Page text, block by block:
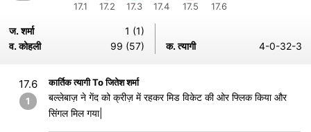
17.1
17.2
17.3
17.4
17.5
17.6
ज. शर्मा
1 (1)
व. कोहली
99 (57) क. त्यागी 4-0-32-3
17.6
1
कार्तिक त्यागी To जितेश शर्मा
बल्लेबाज़ ने गेंद को क्रीज़ में रहकर मिड विकेट की ओर फ्लिक किया और
सिंगल मिल गया|